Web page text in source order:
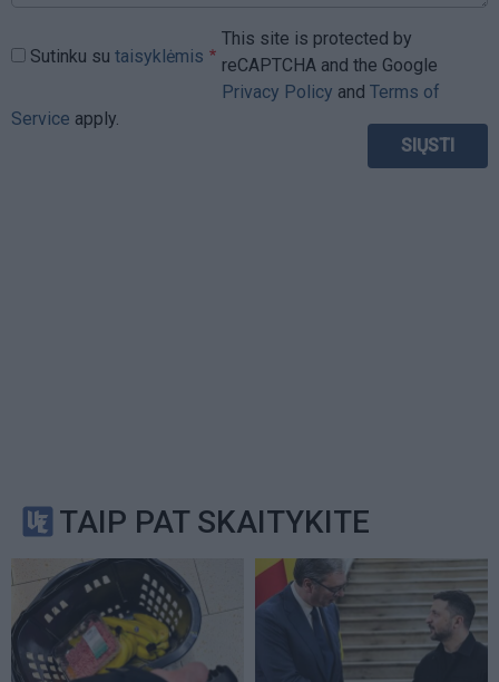
Sutinku su taisyklėmis
This site is protected by
reCAPTCHA and the Google
Privacy Policy and Terms of
Service apply.
TAIP PAT SKAITYKITE